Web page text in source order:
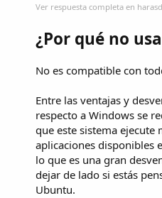
Ver respuesta completa en
¿Por qué no
No es compatible con
Entre las ventajas y
respecto a Windows se
que este sistema ejecute
aplicaciones disponibles
lo que es una gran
dejar de lado si estás
Ubuntu.